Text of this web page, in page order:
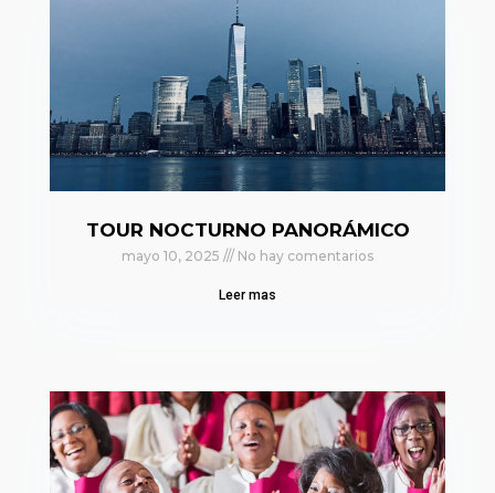
TOUR NOCTURNO PANORÁMICO
mayo 10, 2025 No hay comentarios
Leer mas